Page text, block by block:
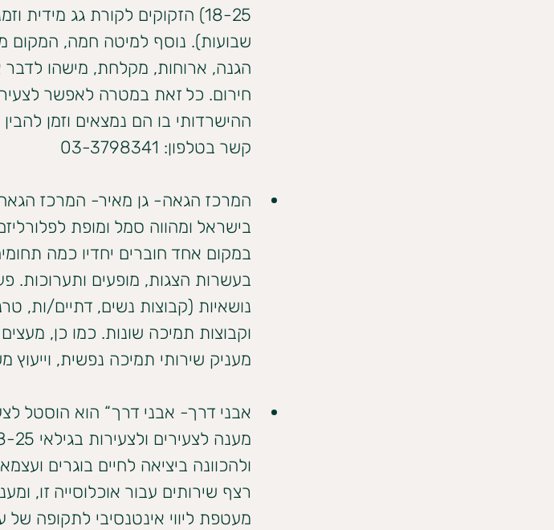
18-25) הזקוקים לקורת גג
שבועות). נוסף למיטה חמה, המקום
הגנה, ארוחות, מקלחת, מישהו לדבר
חירום. כל זאת במטרה לאפשר
ההישרדותי בו הם נמצאים וזמן
קשר בטלפון: 03-3798341
המרכז הגאה- גן מאיר- המרכז
בישראל ומהווה סמל ומופת
במקום אחד חוברים יחדיו כמה
בעשרות הצגות, מופעים ותערוכות.
נושאיות (קבוצות נשים, דתיים/ות,
וקבוצות תמיכה שונות. כמו כן,
מעניק שירותי תמיכה נפשית, וייעוץ
אבני דרך- אבני דרך“ הוא הוסטל
ולהכוונה ביציאה לחיים בוגרים
רצף שירותים עבור אוכלוסייה זו,
מעטפת ליווי אינטנסיבי לתקופה